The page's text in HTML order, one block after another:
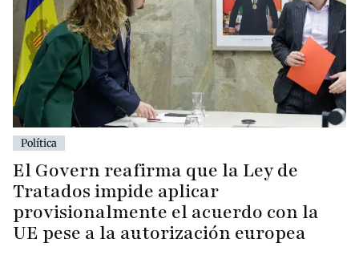
Política
El Govern reafirma que la Ley de
Tratados impide aplicar
provisionalmente el acuerdo con la
UE pese a la autorización europea